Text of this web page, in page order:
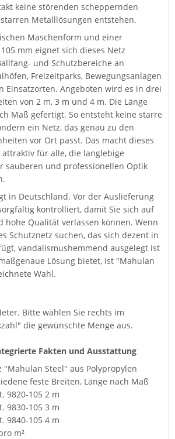
keine störenden scheppernden
Metalllösungen entstehen.
Maschenform und einer
mm eignet sich dieses Netz
und Schutzbereiche an
Freizeitparks, Bewegungsanlagen
Einsatzorten. Angeboten wird es in drei
von 2 m, 3 m und 4 m. Die Länge
Maß gefertigt. So entsteht keine starre
ein Netz, das genau zu den
vor Ort passt. Das macht dieses
attraktiv für alle, die langlebige
sauberen und professionellen Optik
in Deutschland. Vor der Auslieferung
kontrolliert, damit Sie sich auf
hohe Qualität verlassen können. Wenn
Schutznetz suchen, das sich dezent in
vandalismushemmend ausgelegt ist
Lösung bietet, ist "Mahulan
Wahl.
Bitte wählen Sie rechts im
die gewünschte Menge aus.
Fakten und Ausstattung
"Mahulan Steel" aus Polypropylen
feste Breiten, Länge nach Maß
9820-105 2 m
9830-105 3 m
9840-105 4 m
m²